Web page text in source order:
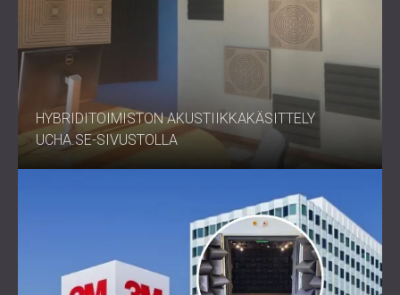
HYBRIDITOIMISTON AKUSTIIKKAKÄSITTELY
UCHA.SE-SIVUSTOLLA